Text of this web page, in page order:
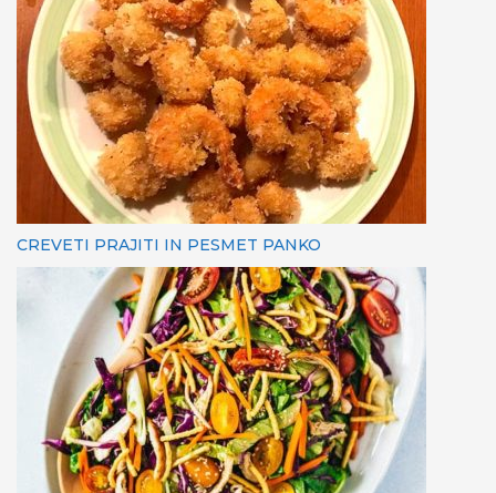
CREVETI PRAJITI IN PESMET PANKO